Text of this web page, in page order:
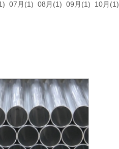
07月(1) 08月(1) 09月(1) 10月(1)